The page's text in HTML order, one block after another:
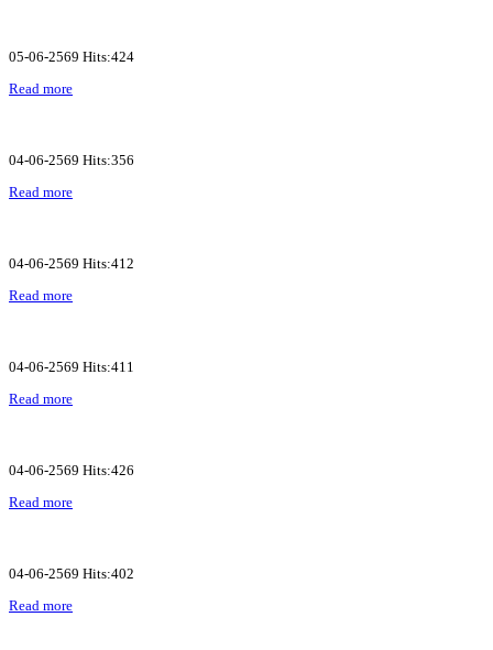
05-06-2569 Hits:424
Read more
04-06-2569 Hits:356
Read more
04-06-2569 Hits:412
Read more
04-06-2569 Hits:411
Read more
04-06-2569 Hits:426
Read more
04-06-2569 Hits:402
Read more